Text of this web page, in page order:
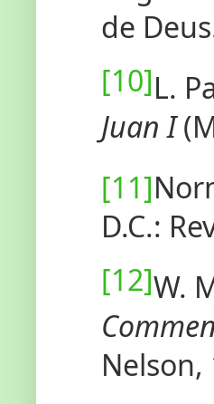
de
[10]L.
Juan I
[11]
D.C.:
[12]W.
Nelson,